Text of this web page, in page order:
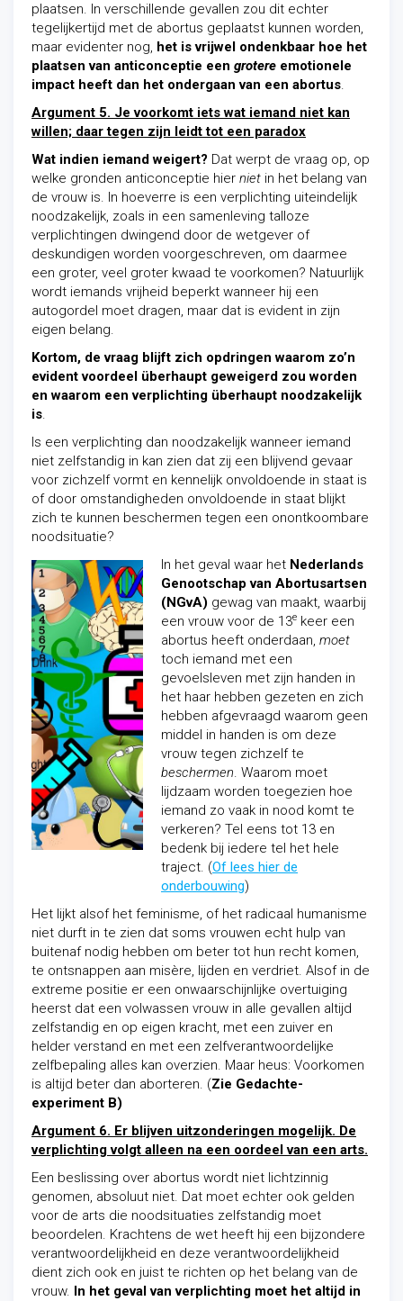
plaatsen. In verschillende gevallen zou dit echter
tegelijkertijd met de abortus geplaatst kunnen worden,
maar evidenter nog, het is vrijwel ondenkbaar hoe het
plaatsen van anticonceptie een grotere emotionele
impact heeft dan het ondergaan van een abortus.
Argument 5. Je voorkomt iets wat iemand niet kan
willen; daar tegen zijn leidt tot een paradox
Wat indien iemand weigert? Dat werpt de vraag op, op
welke gronden anticonceptie hier niet in het belang van
de vrouw is. In hoeverre is een verplichting uiteindelijk
noodzakelijk, zoals in een samenleving talloze
verplichtingen dwingend door de wetgever of
deskundigen worden voorgeschreven, om daarmee
een groter, veel groter kwaad te voorkomen? Natuurlijk
wordt iemands vrijheid beperkt wanneer hij een
autogordel moet dragen, maar dat is evident in zijn
eigen belang.
Kortom, de vraag blijft zich opdringen waarom zo’n
evident voordeel überhaupt geweigerd zou worden
en waarom een verplichting überhaupt noodzakelijk
is.
Is een verplichting dan noodzakelijk wanneer iemand
niet zelfstandig in kan zien dat zij een blijvend gevaar
voor zichzelf vormt en kennelijk onvoldoende in staat is
of door omstandigheden onvoldoende in staat blijkt
zich te kunnen beschermen tegen een onontkoombare
noodsituatie?
In het geval waar het Nederlands
Genootschap van Abortusartsen
(NGvA) gewag van maakt, waarbij
een vrouw voor de 13e keer een
abortus heeft onderdaan, moet
toch iemand met een
gevoelsleven met zijn handen in
het haar hebben gezeten en zich
hebben afgevraagd waarom geen
middel in handen is om deze
vrouw tegen zichzelf te
beschermen. Waarom moet
lijdzaam worden toegezien hoe
iemand zo vaak in nood komt te
verkeren? Tel eens tot 13 en
bedenk bij iedere tel het hele
traject. (Of lees hier de
onderbouwing)
Het lijkt alsof het feminisme, of het radicaal humanisme
niet durft in te zien dat soms vrouwen echt hulp van
buitenaf nodig hebben om beter tot hun recht komen,
te ontsnappen aan misère, lijden en verdriet. Alsof in de
extreme positie er een onwaarschijnlijke overtuiging
heerst dat een volwassen vrouw in alle gevallen altijd
zelfstandig en op eigen kracht, met een zuiver en
helder verstand en met een zelfverantwoordelijke
zelfbepaling alles kan overzien. Maar heus: Voorkomen
is altijd beter dan aborteren. (Zie Gedachte-
experiment B)
Argument 6. Er blijven uitzonderingen mogelijk. De
verplichting volgt alleen na een oordeel van een arts.
Een beslissing over abortus wordt niet lichtzinnig
genomen, absoluut niet. Dat moet echter ook gelden
voor de arts die noodsituaties zelfstandig moet
beoordelen. Krachtens de wet heeft hij een bijzondere
verantwoordelijkheid en deze verantwoordelijkheid
dient zich ook en juist te richten op het belang van de
vrouw. In het geval van verplichting moet het altijd in